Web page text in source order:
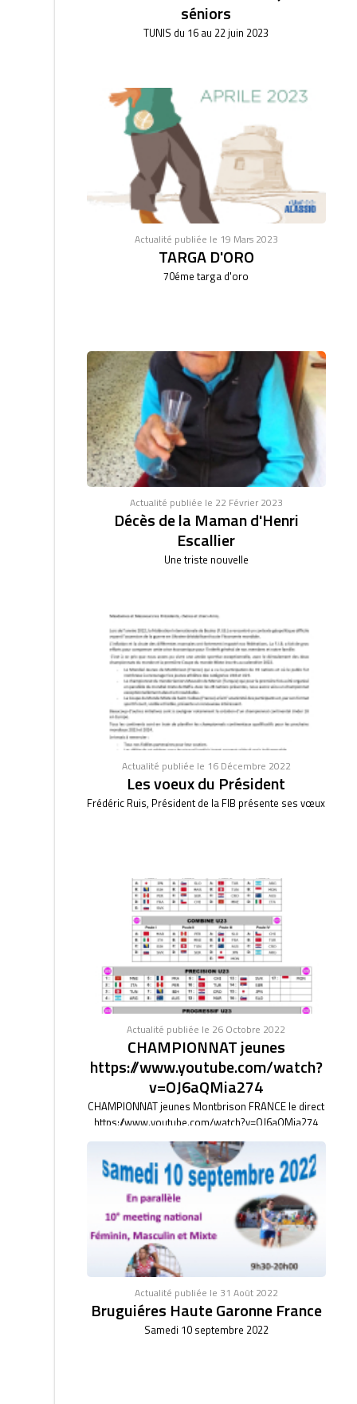
séniors
TUNIS du 16 au 22 juin 2023
Actualité publiée le 19 Mars 2023
TARGA D'ORO
70éme targa d'oro
Actualité publiée le 22 Février 2023
Décès de la Maman d'Henri
Escallier
Une triste nouvelle
Actualité publiée le 16 Décembre 2022
Les voeux du Président
Frédéric Ruis, Président de la FIB présente ses vœux
Actualité publiée le 26 Octobre 2022
CHAMPIONNAT jeunes
https://www.youtube.com/watch?
v=OJ6aQMia274
CHAMPIONNAT jeunes Montbrison FRANCE le direct
https://www.youtube.com/watch?v=OJ6aQMia274
Actualité publiée le 31 Août 2022
Bruguiéres Haute Garonne France
Samedi 10 septembre 2022